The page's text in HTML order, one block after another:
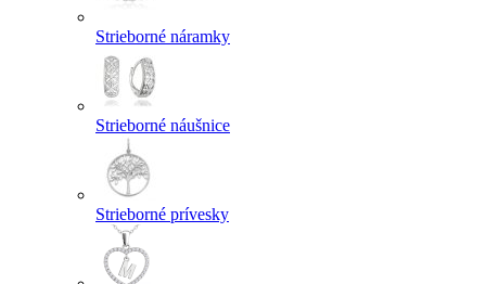
Strieborné náramky
Strieborné náušnice
Strieborné prívesky